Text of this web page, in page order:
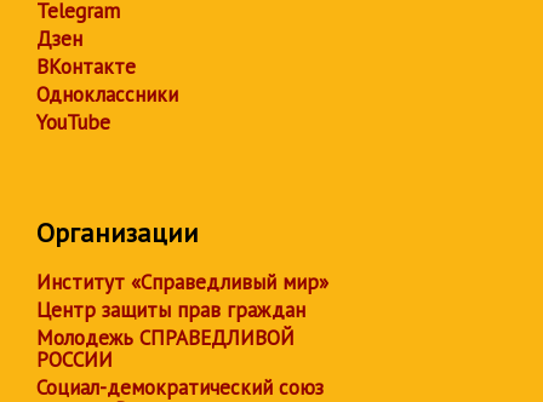
Telegram
Дзен
ВКонтакте
Одноклассники
YouTube
Организации
Институт «Справедливый мир»
Центр защиты прав граждан
Молодежь СПРАВЕДЛИВОЙ
РОССИИ
Социал-демократический союз